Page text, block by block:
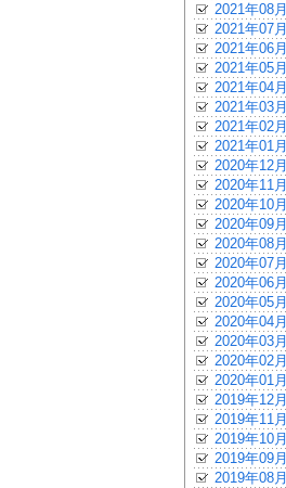
2021年08月
2021年07月
2021年06月
2021年05月
2021年04月
2021年03月
2021年02月
2021年01月
2020年12月
2020年11月
2020年10月
2020年09月
2020年08月
2020年07月
2020年06月
2020年05月
2020年04月
2020年03月
2020年02月
2020年01月
2019年12月
2019年11月
2019年10月
2019年09月
2019年08月